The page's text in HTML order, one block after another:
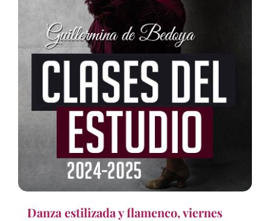
Danza estilizada y flamenco, viernes